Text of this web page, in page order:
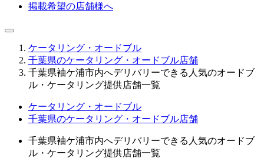
掲載希望の店舗様へ
ケータリング・オードブル
千葉県のケータリング・オードブル店舗
千葉県袖ケ浦市内へデリバリーできる人気のオードブ
ル・ケータリング提供店舗一覧
ケータリング・オードブル
千葉県のケータリング・オードブル店舗
千葉県袖ケ浦市内へデリバリーできる人気のオードブ
ル・ケータリング提供店舗一覧